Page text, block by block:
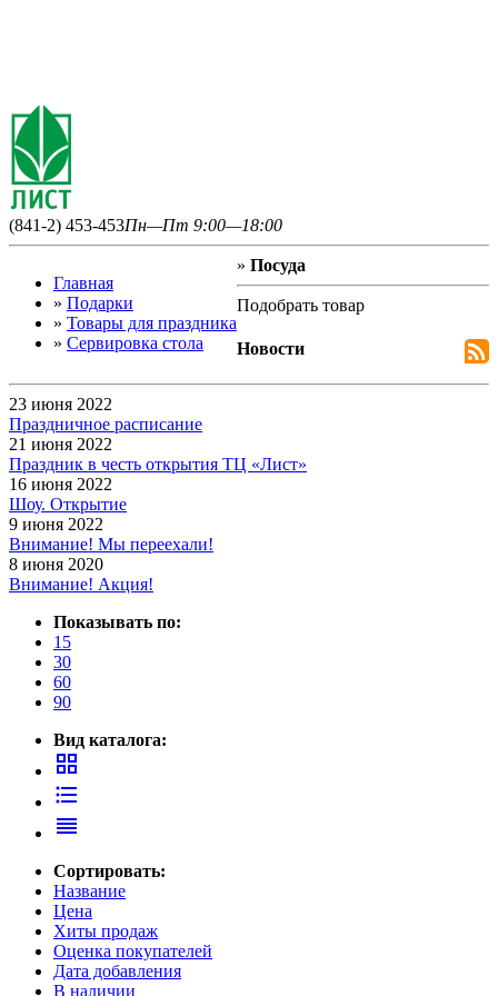
(841-2) 453-453Пн—Пт 9:00—18:00
Главная
» Подарки
» Товары для праздника
» Сервировка стола
» Посуда
Подобрать товар
Новости
23 июня 2022
Праздничное расписание
21 июня 2022
Праздник в честь открытия ТЦ «Лист»
16 июня 2022
Шоу. Открытие
9 июня 2022
Внимание! Мы переехали!
8 июня 2020
Внимание! Акция!
Показывать по:
15
30
60
90
Вид каталога:
grid_view
format_list_bulleted
reorder
Сортировать:
Название
Цена
Хиты продаж
Оценка покупателей
Дата добавления
В наличии